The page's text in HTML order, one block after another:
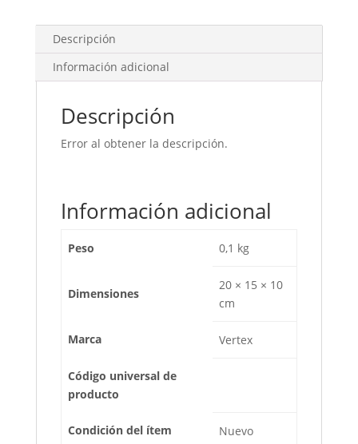
Descripción
Información adicional
Descripción
Error al obtener la descripción.
Información adicional
Peso 0,1 kg
Dimensiones
20 × 15 × 10
cm
Marca Vertex
Código universal de
producto
Condición del ítem Nuevo